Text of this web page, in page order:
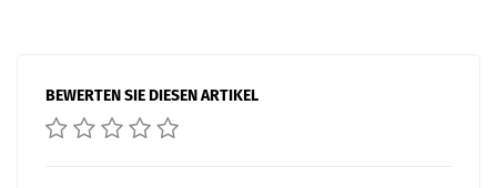
BEWERTEN SIE DIESEN ARTIKEL